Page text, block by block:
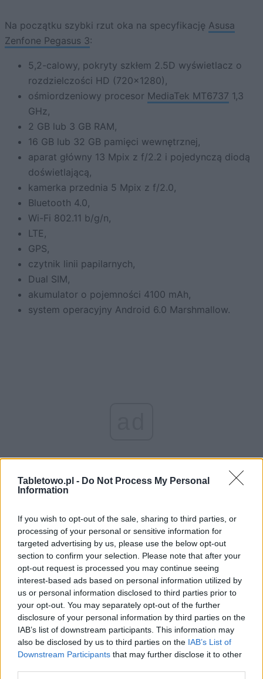
Tabletowo.pl - Do Not Process My Personal
Information
If you wish to opt-out of the sale, sharing to third parties, or
processing of your personal or sensitive information for
targeted advertising by us, please use the below opt-out
section to confirm your selection. Please note that after your
opt-out request is processed you may continue seeing
interest-based ads based on personal information utilized by
us or personal information disclosed to third parties prior to
your opt-out. You may separately opt-out of the further
disclosure of your personal information by third parties on the
IAB’s list of downstream participants. This information may
also be disclosed by us to third parties on the IAB’s List of
Downstream Participants that may further disclose it to other
Na początku szybki rzut oka na specyfikację Asusa
Zenfone Pegasus 3:
5,2-calowy, pokryty szkłem 2.5D wyświetlacz o
rozdzielczości HD (720×1280),
ośmiordzeniowy procesor MediaTek MT6737 1,3
GHz,
2 GB lub 3 GB RAM,
16 GB lub 32 GB pamięci wewnętrznej,
aparat główny 13 Mpix z f/2.2 i pojedynczą diodą
doświetlającą,
kamerka przednia 5 Mpix z f/2.0,
Bluetooth 4.0,
Wi-Fi 802.11 b/g/n,
LTE,
GPS,
czytnik linii papilarnych,
Dual SIM,
akumulator o pojemności 4100 mAh,
system operacyjny Android 6.0 Marshmallow.
A teraz spójrzmy na ceny: wersjaniższa, tj. z 2 GB RAM
i 16 GB pamięci wewnętrznej kosztuje 1299 juanów
(około 800 złotych bez podatku), natomiast wyższa,
czyli z 3 GB RAM i 32 GB przestrzenią na pliki
użytkownika – 1599 juanów(około 1000 złotych bez
podatku).
W tym momencie nie sposób nie przypomnieć sobie, że
za podobnegoMeizu M3 Notetrzeba zapłacić 799 lub